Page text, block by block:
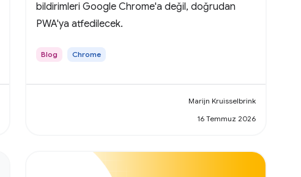
bildirimleri Google Chrome'a değil, doğrudan
PWA'ya atfedilecek.
Blog Chrome
Marijn Kruisselbrink
16 Temmuz 2026